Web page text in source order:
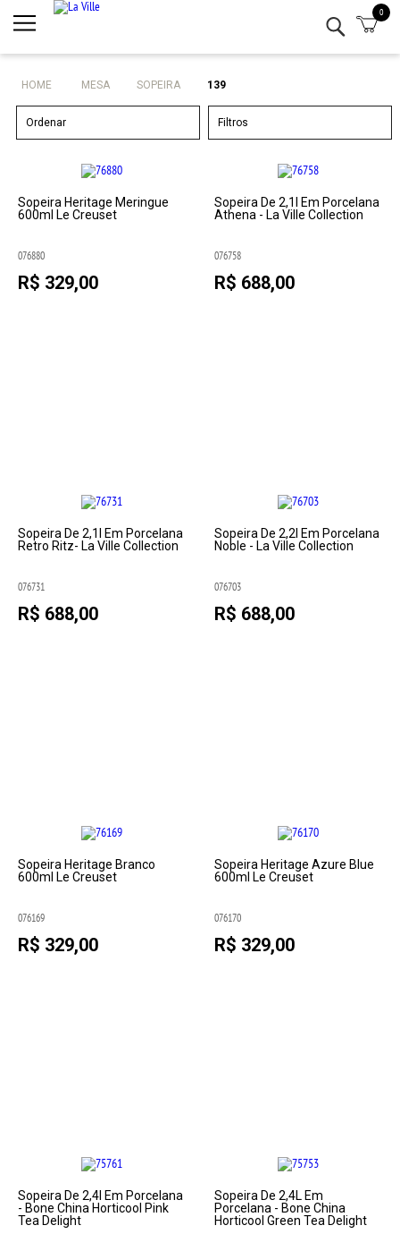
0
Mesa
Eletro
Bar
Decor
HOME MESA SOPEIRA 139
Filtros
Ordenar
Sopeira Heritage Meringue
600ml Le Creuset
076880
R$ 329,00
Sopeira De 2,1l Em Porcelana
Athena - La Ville Collection
076758
R$ 688,00
Sopeira De 2,1l Em Porcelana
Retro Ritz- La Ville Collection
076731
R$ 688,00
Sopeira De 2,2l Em Porcelana
Noble - La Ville Collection
076703
R$ 688,00
Sopeira Heritage Branco
600ml Le Creuset
076169
R$ 329,00
Sopeira Heritage Azure Blue
600ml Le Creuset
076170
R$ 329,00
Sopeira De 2,4l Em Porcelana
- Bone China Horticool Pink
Tea Delight
Sopeira De 2,4L Em
Porcelana - Bone China
Horticool Green Tea Delight